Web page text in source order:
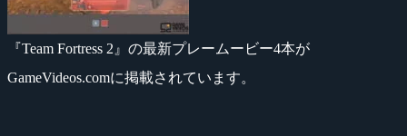
『Team Fortress 2』の最新プレームービー4本が
GameVideos.comに掲載されています。